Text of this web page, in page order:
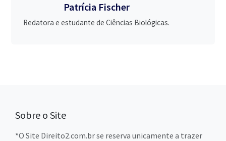
Patrícia Fischer
Redatora e estudante de Ciências Biológicas.
Sobre o Site
*O Site Direito2.com.br se reserva unicamente a trazer